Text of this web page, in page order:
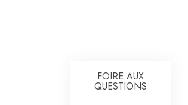
FOIRE AUX
QUESTIONS